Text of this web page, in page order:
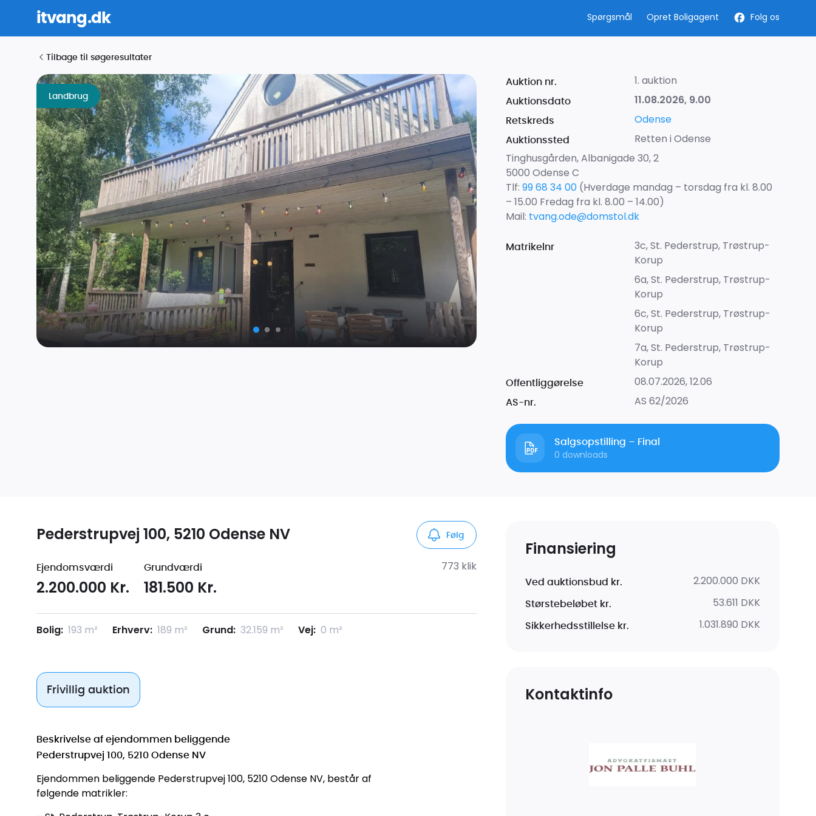
itvang.dk Spørgsmål Opret Boligagent Folg os
Tilbage til søgeresultater
Landbrug
Auktion nr. 1. auktion
Auktionsdato 11.08.2026, 9.00
Retskreds Odense
Auktionssted
Retten i Odense
Tinghusgården, Albanigade 30, 2
5000 Odense C
Tlf:99 68 34 00(Hverdage mandag – torsdag fra kl. 8.00
– 15.00 Fredag fra kl. 8.00 – 14.00)
Mail: tvang.ode@domstol.dk
Matrikelnr
3c, St. Pederstrup, Trøstrup-
Korup
6a, St. Pederstrup, Trøstrup-
Korup
6c, St. Pederstrup, Trøstrup-
Korup
7a, St. Pederstrup, Trøstrup-
Korup
Offentliggørelse 08.07.2026, 12.06
AS-nr. AS 62/2026
Salgsopstilling – Final
0 downloads
Pederstrupvej 100, 5210 Odense NV Følg
Ejendomsværdi
2.200.000 Kr.
Grundværdi
181.500 Kr.
773 klik
Bolig: 193 m² Erhverv: 189 m² Grund: 32.159 m² Vej: 0 m²
Finansiering
Ved auktionsbud kr. 2.200.000 DKK
Størstebeløbet kr. 53.611 DKK
Sikkerhedsstillelse kr. 1.031.890 DKK
Kontaktinfo
Frivillig auktion
Beskrivelse af ejendommen beliggende
Pederstrupvej 100, 5210 Odense NV
Ejendommen beliggende Pederstrupvej 100, 5210 Odense NV, består af
følgende matrikler: